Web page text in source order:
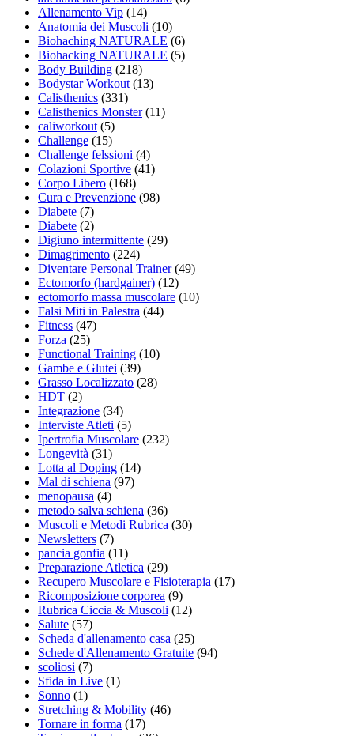
Allenamento Vip (14)
Anatomia dei Muscoli (10)
Biohaching NATURALE (6)
Biohacking NATURALE (5)
Body Building (218)
Bodystar Workout (13)
Calisthenics (331)
Calisthenics Monster(11)
caliworkout (5)
Challenge (15)
Challenge felssioni (4)
Colazioni Sportive (41)
Corpo Libero (168)
Cura e Prevenzione (98)
Diabete (7)
Diabete (2)
Digiuno intermittente (29)
Dimagrimento (224)
Diventare Personal Trainer(49)
Ectomorfo (hardgainer) (12)
ectomorfo massa muscolare (10)
Falsi Miti in Palestra (44)
Fitness (47)
Forza (25)
Functional Training (10)
Gambe e Glutei (39)
Grasso Localizzato (28)
HDT (2)
Integrazione (34)
Interviste Atleti (5)
Ipertrofia Muscolare (232)
Longevità (31)
Lotta al Doping (14)
Mal di schiena (97)
menopausa (4)
metodo salva schiena (36)
Muscoli e Metodi Rubrica (30)
Newsletters (7)
pancia gonfia (11)
Preparazione Atletica (29)
Recupero Muscolare e Fisioterapia (17)
Ricomposizione corporea (9)
Rubrica Ciccia & Muscoli (12)
Salute (57)
Scheda d'allenamento casa (25)
Schede d'Allenamento Gratuite (94)
scoliosi (7)
Sfida in Live (1)
Sonno (1)
Stretching & Mobility (46)
Tornare in forma (17)